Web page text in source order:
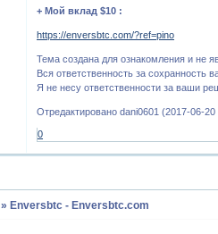
+ Мой вклад $10 :
https://enversbtc.com/?ref=pino
Тема создана для ознакомления и не
Вся ответственность за сохранность
Я не несу ответственности за ваши
Отредактировано dani0601 (2017-06-20
0
»Enversbtc - Enversbtc.com